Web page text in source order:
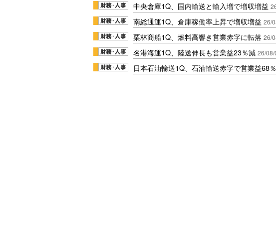
中央倉庫1Q、国内輸送と輸入増で増収増益
南総通運1Q、倉庫稼働率上昇で増収増益 26/
栗林商船1Q、燃料高響き営業赤字に転落 26/
名港海運1Q、陸送伸長も営業益23％減 26/
日本石油輸送1Q、石油輸送赤字で営業益68